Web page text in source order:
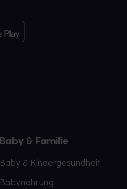
Baby & Familie
Baby & Kindergesundheit
Babynahrung